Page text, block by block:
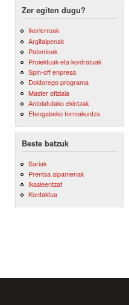
Zer egiten dugu?
Ikerlerroak
Argitalpenak
Patenteak
Proiektuak eta kontratuak
Spin-off enpresa
Doktorego programa
Master ofiziala
Antolatutako ekintzak
Etengabeko formakuntza
Beste batzuk
Sariak
Prentsa aipamenak
Ikasleentzat
Kontaktua